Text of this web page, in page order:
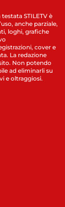
STILETV è
anche parziale,
loghi, grafiche
cover e
La redazione
Non potendo
ad eliminarli su
e oltraggiosi.